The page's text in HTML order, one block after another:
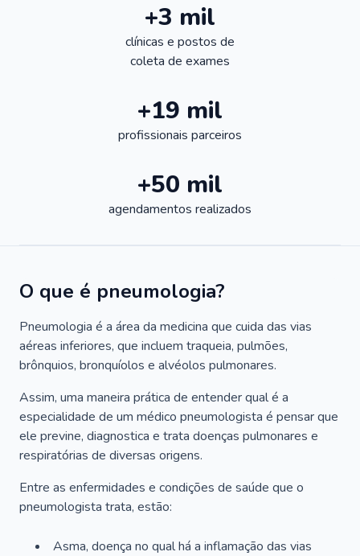
+3 mil
clínicas e postos de
coleta de exames
+19 mil
profissionais parceiros
+50 mil
agendamentos realizados
O que é pneumologia?
Pneumologia é a área da medicina que cuida das vias
aéreas inferiores, que incluem traqueia, pulmões,
brônquios, bronquíolos e alvéolos pulmonares.
Assim, uma maneira prática de entender qual é a
especialidade de um médico pneumologista é pensar que
ele previne, diagnostica e trata doenças pulmonares e
respiratórias de diversas origens.
Entre as enfermidades e condições de saúde que o
pneumologista trata, estão:
Asma, doença no qual há a inflamação das vias